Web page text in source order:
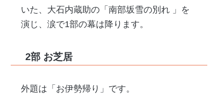
いた、大石内蔵助の「南部坂雪の別れ 」を
演じ、涙で1部の幕は降ります。
2部 お芝居
外題は「お伊勢帰り」です。